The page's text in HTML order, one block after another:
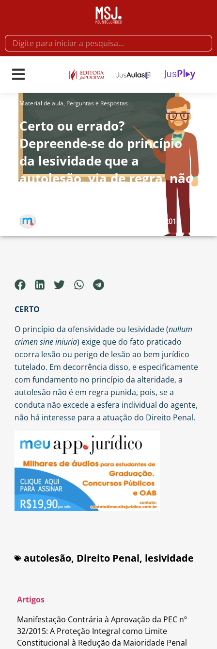
Material de aula, Perguntas e Respostas
Certo ou errado?
Depreende-se do princípio
da lesividade que a
autolesão, via de regra, não
24/04/2018
CERTO
O princípio da ofensividade ou lesividade (nullum
crimen sine iniuria) exige que do fato praticado
ocorra lesão ou perigo de lesão ao bem jurídico
tutelado. Em decorrência disso, e especificamente
com fundamento no princípio da alteridade, a
autolesão não é em regra punida, pois, se a
conduta não excede a esfera individual do agente,
não há interesse para a atuação do Direito Penal.
autolesão, Direito Penal, lesividade
Artigos
Manifestação Contrária à Aprovação da PEC nº
32/2015: A Proteção Integral como Limite
Constitucional à Redução da Maioridade Penal